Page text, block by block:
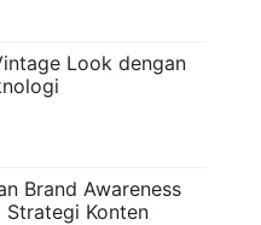
Look dengan
Brand Awareness
Konten